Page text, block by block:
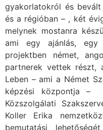
gyakorlatokról és
és a régióban – , két
melynek mostanra
ami egy ajánlás,
projektben német,
partnerek vettek részt,
Leben – ami a Német
képzési központja –
Közszolgálati
Koller Erika
bemutatási